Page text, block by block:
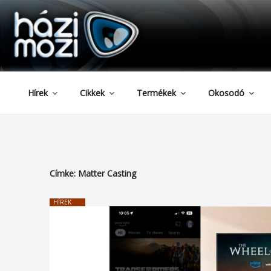
Tartalomhoz
HAZIMOZI
Hírek Cikkek Termékek Okosodó
Címke: Matter Casting
HÍREK